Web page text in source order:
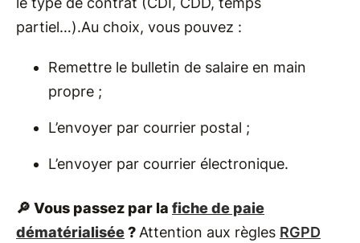
partiel…).Au choix, vous pouvez :
Remettre le bulletin de salaire en main
propre ;
L’envoyer par courrier postal ;
L’envoyer par courrier électronique.
🔎 Vous passez par la fiche de paie
dématérialisée? Attention aux règles RGPD